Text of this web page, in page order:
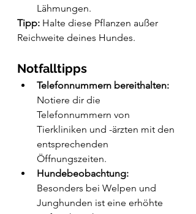
Lähmungen.
Tipp: Halte diese Pflanzen außer
Reichweite deines Hundes.
Notfalltipps
Telefonnummern bereithalten:
Notiere dir die
Telefonnummern von
Tierkliniken und -ärzten mit den
entsprechenden
Öffnungszeiten.
Hundebeobachtung:
Besonders bei Welpen und
Junghunden ist eine erhöhte